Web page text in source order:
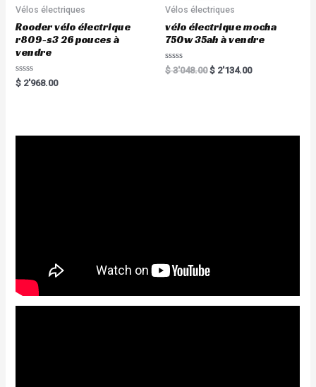
5
Vélos électriques
Rooder vélo électrique
r809-s3 26 pouces à
vendre
R
a
$ 2'968.00
Vélos électriques
vélo électrique mocha
750w 35ah à vendre
R
a
t
$3'048.00 $ 2'134.00